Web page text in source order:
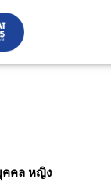
คคล หญิง